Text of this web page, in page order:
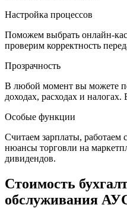
Настройка процессов
Поможем выбрать онлайн-
проверим корректность
Прозрачность
В любой момент вы можете
доходах, расходах и
Особые функции
Считаем зарплаты,
нюансы торговли на
дивидендов.
Стоимость
обслуживания